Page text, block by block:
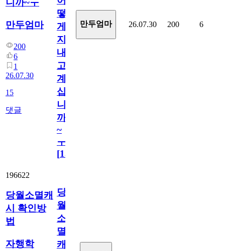
니까~ㅜ
만두엄마
200
6
1
26.07.30
15
댓글
떻
게
지
내
고
계
십
니
까
~
ㅜ
[15
만두엄마 26.07.30 200 6
196622
당월소멸캐
시 확인방
법
자행학
당
월
소
멸
캐